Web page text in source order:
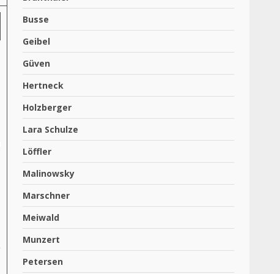
Busse
Geibel
Güven
Hertneck
Holzberger
Lara Schulze
Löffler
Malinowsky
Marschner
Meiwald
Munzert
Petersen